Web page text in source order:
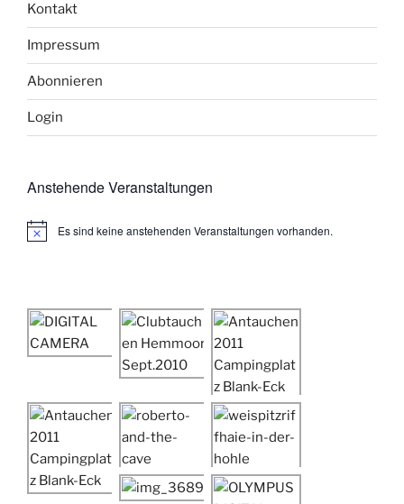
Kontakt
Impressum
Abonnieren
Login
Anstehende Veranstaltungen
H
i
s
Es sind keine anstehenden Veranstaltungen vorhanden.